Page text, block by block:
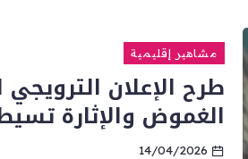
مشاهير إقليمية
طرح الإعلان
الغموض والإثارة
14/04/2026